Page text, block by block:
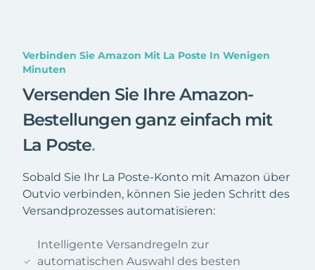
Verbinden Sie Amazon Mit La Poste In Wenigen
Minuten
Versenden Sie Ihre Amazon-
Bestellungen ganz einfach mit
La Poste.
Sobald Sie Ihr La Poste-Konto mit Amazon über
Outvio verbinden, können Sie jeden Schritt des
Versandprozesses automatisieren:
Intelligente Versandregeln zur
automatischen Auswahl des besten